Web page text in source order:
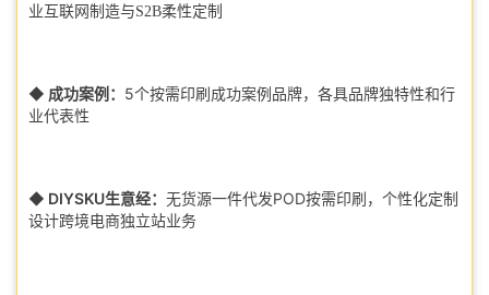
业互联网制造与S2B柔性定制
◆ 成功案例： 5个按需印刷成功案例品牌，各具品牌独特性和行
业代表性
◆ DIYSKU生意经： 无货源一件代发POD按需印刷，个性化定制
设计跨境电商独立站业务